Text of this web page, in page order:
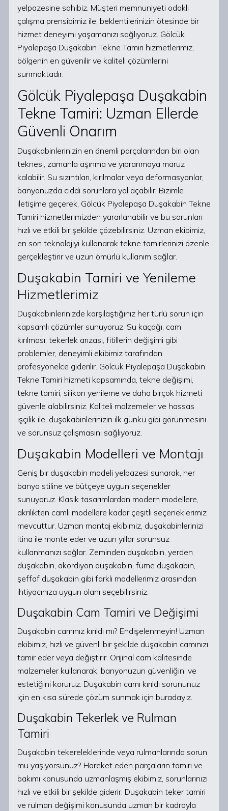
yelpazesine sahibiz. Müşteri memnuniyeti odaklı
çalışma prensibimiz ile, beklentilerinizin ötesinde bir
hizmet deneyimi yaşamanızı sağlıyoruz. Gölcük
Piyalepaşa Duşakabin Tekne Tamiri hizmetlerimiz,
bölgenin en güvenilir ve kaliteli çözümlerini
sunmaktadır.
Gölcük Piyalepaşa Duşakabin
Tekne Tamiri: Uzman Ellerde
Güvenli Onarım
Duşakabinlerinizin en önemli parçalarından biri olan
teknesi, zamanla aşınma ve yıpranmaya maruz
kalabilir. Su sızıntıları, kırılmalar veya deformasyonlar,
banyonuzda ciddi sorunlara yol açabilir. Bizimle
iletişime geçerek, Gölcük Piyalepaşa Duşakabin Tekne
Tamiri hizmetlerimizden yararlanabilir ve bu sorunları
hızlı ve etkili bir şekilde çözebilirsiniz. Uzman ekibimiz,
en son teknolojiyi kullanarak tekne tamirlerinizi özenle
gerçekleştirir ve uzun ömürlü kullanım sağlar.
Duşakabin Tamiri ve Yenileme
Hizmetlerimiz
Duşakabinlerinizde karşılaştığınız her türlü sorun için
kapsamlı çözümler sunuyoruz. Su kaçağı, cam
kırılması, tekerlek arızası, fitillerin değişimi gibi
problemler, deneyimli ekibimiz tarafından
profesyonelce giderilir. Gölcük Piyalepaşa Duşakabin
Tekne Tamiri hizmeti kapsamında, tekne değişimi,
tekne tamiri, silikon yenileme ve daha birçok hizmeti
güvenle alabilirsiniz. Kaliteli malzemeler ve hassas
işçilik ile, duşakabinlerinizin ilk günkü gibi görünmesini
ve sorunsuz çalışmasını sağlıyoruz.
Duşakabin Modelleri ve Montajı
Geniş bir duşakabin modeli yelpazesi sunarak, her
banyo stiline ve bütçeye uygun seçenekler
sunuyoruz. Klasik tasarımlardan modern modellere,
akrilikten camlı modellere kadar çeşitli seçeneklerimiz
mevcuttur. Uzman montaj ekibimiz, duşakabinlerinizi
itina ile monte eder ve uzun yıllar sorunsuz
kullanmanızı sağlar. Zeminden duşakabin, yerden
duşakabin, akordiyon duşakabin, füme duşakabin,
şeffaf duşakabin gibi farklı modellerimiz arasından
ihtiyacınıza uygun olanı seçebilirsiniz.
Duşakabin Cam Tamiri ve Değişimi
Duşakabin camınız kırıldı mı? Endişelenmeyin! Uzman
ekibimiz, hızlı ve güvenli bir şekilde duşakabin camınızı
tamir eder veya değiştirir. Orijinal cam kalitesinde
malzemeler kullanarak, banyonuzun güvenliğini ve
estetiğini koruruz. Duşakabin camı kırıldı sorununuz
için en kısa sürede çözüm sunmak için buradayız.
Duşakabin Tekerlek ve Rulman
Tamiri
Duşakabin tekereleklerinde veya rulmanlarında sorun
mu yaşıyorsunuz? Hareket eden parçaların tamiri ve
bakımı konusunda uzmanlaşmış ekibimiz, sorunlarınızı
hızlı ve etkili bir şekilde giderir. Duşakabin teker tamiri
ve rulman değişimi konusunda uzman bir kadroyla